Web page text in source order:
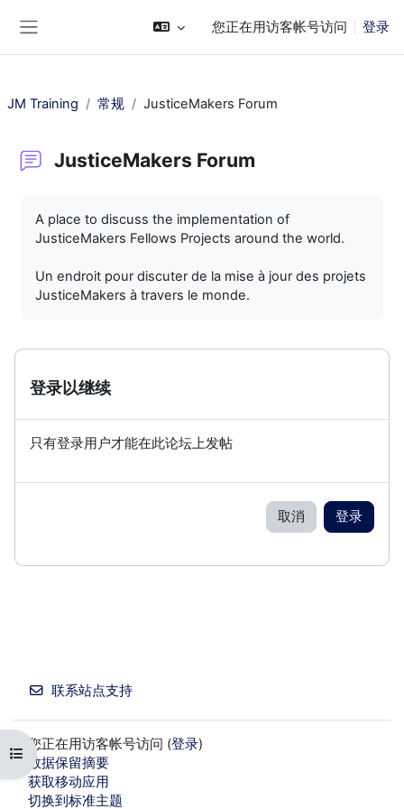
您正在用访客帐号访问 登录
打开课程索引
JM Training 常规 JusticeMakers Forum
JusticeMakers Forum
A place to discuss the implementation of
JusticeMakers Fellows Projects around the world.
Un endroit pour discuter de la mise à jour des projets
JusticeMakers à travers le monde.
登录以继续
只有登录用户才能在此论坛上发帖
取消 登录
联系站点支持
您正在用访客帐号访问 (登录)
‎数据保留摘要‎
获取移动应用
切换到标准主题